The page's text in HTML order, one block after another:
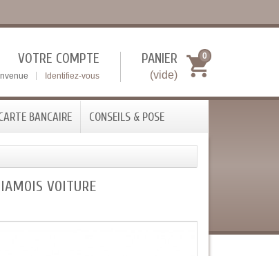
PANIER
(vide)
0
VOTRE COMPTE
Identifiez-vous
BANCAIRE CONSEILS & POSE
VOITURE